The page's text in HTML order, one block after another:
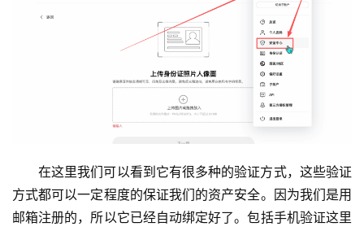
在这里我们可以看到它有很多种的验证方式，这些验证
方式都可以一定程度的保证我们的资产安全。因为我们是用
邮箱注册的，所以它已经自动绑定好了。包括手机验证这里